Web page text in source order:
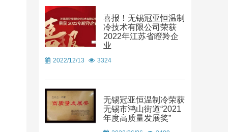
喜报！无锡冠亚恒温制
冷技术有限公司荣获
2022年江苏省瞪羚企
业
2022/12/13 3324
无锡冠亚恒温制冷荣获
无锡市鸿山街道“2021
年度高质量发展奖”